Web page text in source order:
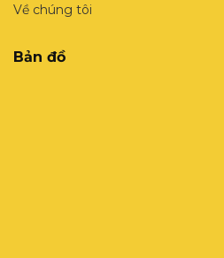
Về chúng tôi
Bản đồ